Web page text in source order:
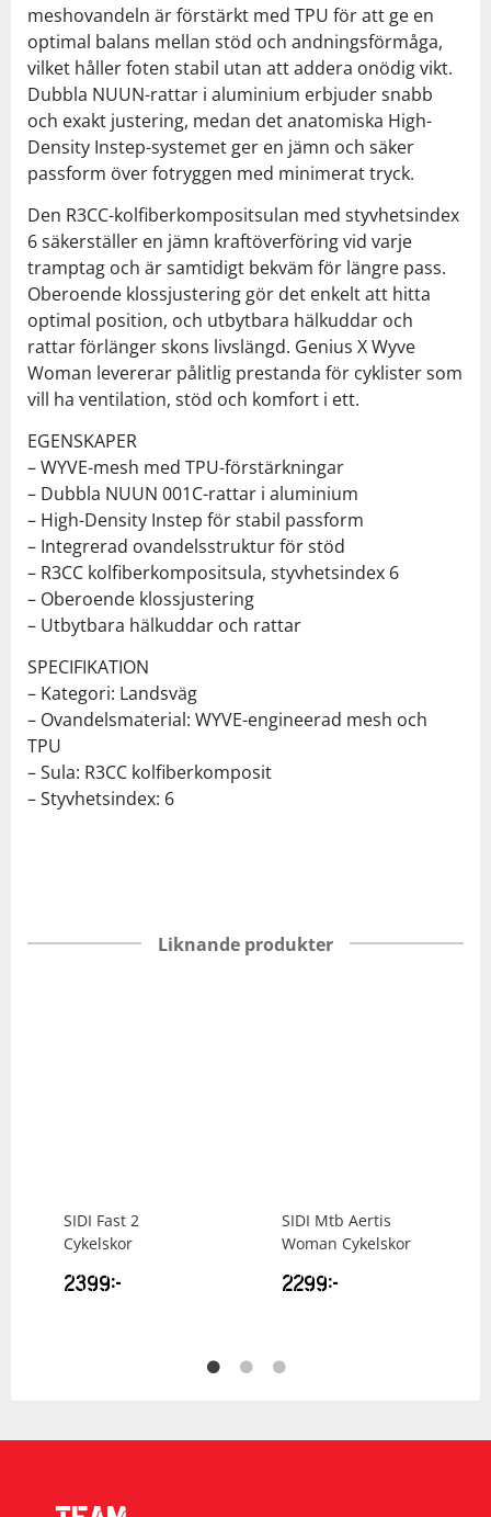
meshovandeln är förstärkt med TPU för att ge en
optimal balans mellan stöd och andningsförmåga,
vilket håller foten stabil utan att addera onödig vikt.
Dubbla NUUN-rattar i aluminium erbjuder snabb
och exakt justering, medan det anatomiska High-
Density Instep-systemet ger en jämn och säker
passform över fotryggen med minimerat tryck.
Den R3CC-kolfiberkompositsulan med styvhetsindex
6 säkerställer en jämn kraftöverföring vid varje
tramptag och är samtidigt bekväm för längre pass.
Oberoende klossjustering gör det enkelt att hitta
optimal position, och utbytbara hälkuddar och
rattar förlänger skons livslängd. Genius X Wyve
Woman levererar pålitlig prestanda för cyklister som
vill ha ventilation, stöd och komfort i ett.
EGENSKAPER
– WYVE-mesh med TPU-förstärkningar
– Dubbla NUUN 001C-rattar i aluminium
– High-Density Instep för stabil passform
– Integrerad ovandelsstruktur för stöd
– R3CC kolfiberkompositsula, styvhetsindex 6
– Oberoende klossjustering
– Utbytbara hälkuddar och rattar
SPECIFIKATION
– Kategori: Landsväg
– Ovandelsmaterial: WYVE-engineerad mesh och
TPU
– Sula: R3CC kolfiberkomposit
– Styvhetsindex: 6
Liknande produkter
SIDI Fast 2
Cykelskor
2399kr
SIDI Mtb Aertis
Woman Cykelskor
2299kr